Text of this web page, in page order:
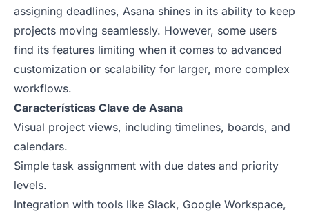
assigning deadlines, Asana shines in its ability to keep
projects moving seamlessly. However, some users
find its features limiting when it comes to advanced
customization or scalability for larger, more complex
workflows.
Características Clave de Asana
Visual project views, including timelines, boards, and
calendars.
Simple task assignment with due dates and priority
levels.
Integration with tools like Slack, Google Workspace,